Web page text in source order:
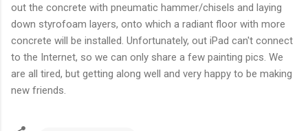
out the concrete with pneumatic hammer/chisels and laying
down styrofoam layers, onto which a radiant floor with more
concrete will be installed. Unfortunately, out iPad can't connect
to the Internet, so we can only share a few painting pics. We
are all tired, but getting along well and very happy to be making
new friends.